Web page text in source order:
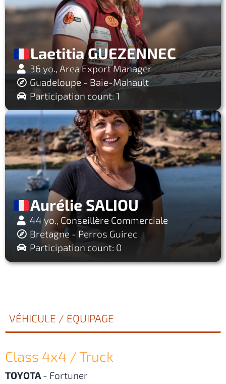
Laetitia GUEZENNEC
36 yo., Area Export Manager
Guadeloupe - Baie-Mahault
Participation count: 1
Aurélie SALIOU
44 yo., Conseillère Commerciale
Bretagne - Perros Guirec
Participation count: 0
VÉHICULE / EQUIPAGE
Class 4x4 / Truck
TOYOTA - Fortuner